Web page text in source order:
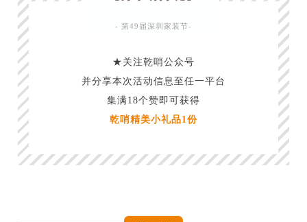
- 第49届深圳家装节-
★关注乾哨公众号
并分享本次活动信息至任一平台
集满18个赞即可获得
乾哨精美小礼品1份